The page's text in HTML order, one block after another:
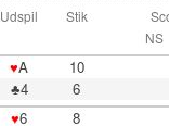
Udspil Stik
NS
♥A 10
♣4 6
♥6 8